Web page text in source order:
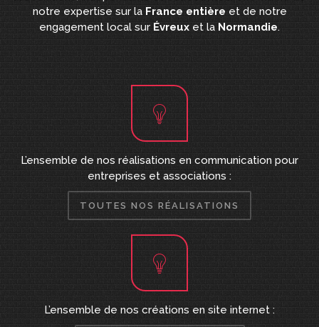
notre expertise sur la France entière et de notre
engagement local sur Évreux et la Normandie.
L’ensemble de nos réalisations en communication pour
entreprises et associations :
TOUTES NOS RÉALISATIONS
L’ensemble de nos créations en site internet :